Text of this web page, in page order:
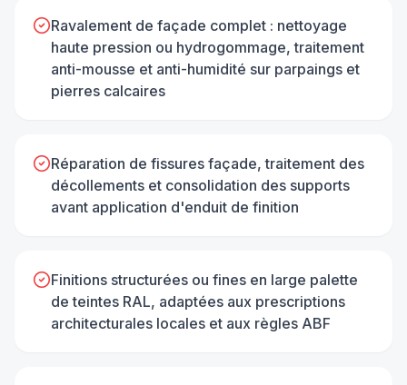
Ravalement de façade complet : nettoyage
haute pression ou hydrogommage, traitement
anti-mousse et anti-humidité sur parpaings et
pierres calcaires
Réparation de fissures façade, traitement des
décollements et consolidation des supports
avant application d'enduit de finition
Finitions structurées ou fines en large palette
de teintes RAL, adaptées aux prescriptions
architecturales locales et aux règles ABF